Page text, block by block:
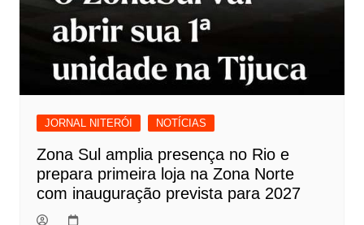
JORNAL NITERÓI NOTÍCIAS
Zona Sul amplia presença no Rio e
prepara primeira loja na Zona Norte
com inauguração prevista para 2027